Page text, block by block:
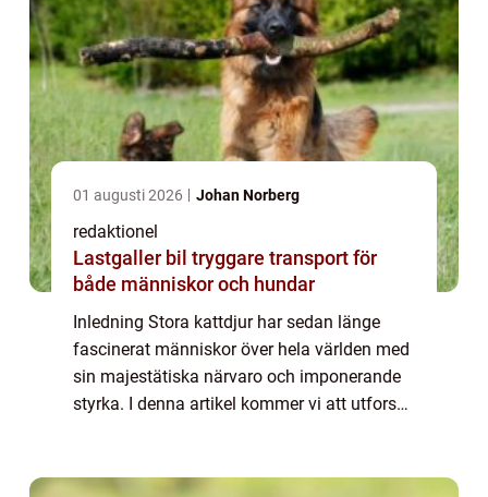
01 augusti 2026 Johan Norberg
redaktionel
Lastgaller bil tryggare transport för
både människor och hundar
Inledning Stora kattdjur har sedan länge
fascinerat människor över hela världen med
sin majestätiska närvaro och imponerande
styrka. I denna artikel kommer vi att utforska